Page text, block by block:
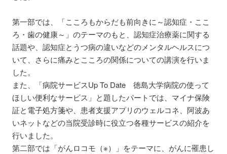
第一部では、「こころもからだも前向きに～認知症・ここ
ろ・歯の健康～」のテーマのもと、認知症治療薬に関する
話題や、認知症とうつ病の違いなどのメンタルヘルスにつ
いて、さらに痛みとこころの関係についての講演を行いま
した。
また、「病院サービスUp To Date 徳島大学病院の使って
ほしい便利なサービス」と題したパートでは、マイナ保険
証と電子処方箋や、患者支援アプリのウェルコネ、阿波あ
いネットなどの当院受診時に役立つ各種サービスの紹介を
行いました。
第二部では「がんロコモ（※）」をテーマに、がんに罹患し